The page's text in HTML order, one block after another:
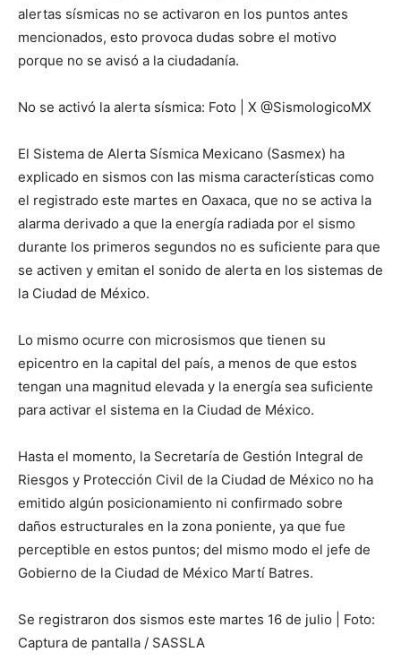
alertas sísmicas no se activaron en los puntos antes
mencionados, esto provoca dudas sobre el motivo
porque no se avisó a la ciudadanía.
No se activó la alerta sísmica: Foto | X @SismologicoMX
El Sistema de Alerta Sísmica Mexicano (Sasmex) ha
explicado en sismos con las misma características como
el registrado este martes en Oaxaca, que no se activa la
alarma derivado a que la energía radiada por el sismo
durante los primeros segundos no es suficiente para que
se activen y emitan el sonido de alerta en los sistemas de
la Ciudad de México.
Lo mismo ocurre con microsismos que tienen su
epicentro en la capital del país, a menos de que estos
tengan una magnitud elevada y la energía sea suficiente
para activar el sistema en la Ciudad de México.
Hasta el momento, la Secretaría de Gestión Integral de
Riesgos y Protección Civil de la Ciudad de México no ha
emitido algún posicionamiento ni confirmado sobre
daños estructurales en la zona poniente, ya que fue
perceptible en estos puntos; del mismo modo el jefe de
Gobierno de la Ciudad de México Martí Batres.
Se registraron dos sismos este martes 16 de julio | Foto:
Captura de pantalla / SASSLA